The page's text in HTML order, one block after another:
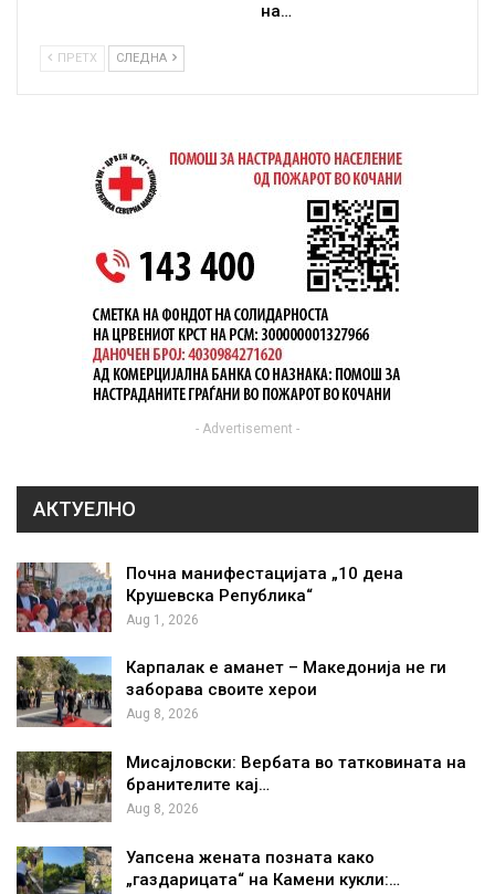
на…
ПРЕТХ СЛЕДНА
- Advertisement -
АКТУЕЛНО
Почна манифестацијата „10 дена
Крушевска Република“
Aug 1, 2026
Карпалак е аманет – Македонија не ги
заборава своите херои
Aug 8, 2026
Мисајловски: Вербата во татковината на
бранителите кај…
Aug 8, 2026
Уапсена жената позната како
„газдарицата“ на Камени кукли:…